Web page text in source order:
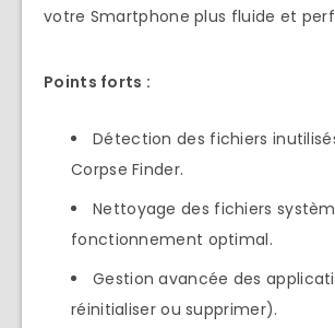
votre Smartphone plus fluide et
Points forts :
Détection des fichiers
Corpse Finder.
Nettoyage des fichiers
fonctionnement optimal.
Gestion avancée des
réinitialiser ou supprimer).